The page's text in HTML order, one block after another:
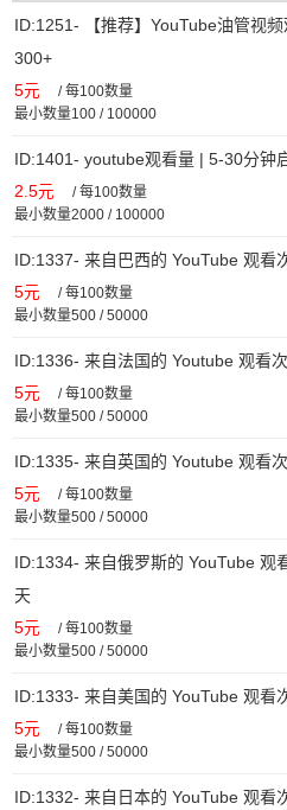
ID:1251- 【推荐】YouTube油管视
300+
5元 /每100数量
最小数量100 / 100000
ID:1401- youtube观看量 | 5-30分钟
2.5元 /每100数量
最小数量2000 / 100000
ID:1337- 来自巴西的 YouTube 观
5元 /每100数量
最小数量500 / 50000
ID:1336- 来自法国的 Youtube 观看
5元 /每100数量
最小数量500 / 50000
ID:1335- 来自英国的 Youtube 观看
5元 /每100数量
最小数量500 / 50000
ID:1334- 来自俄罗斯的 YouTube
天
5元 /每100数量
最小数量500 / 50000
ID:1333- 来自美国的 YouTube 观看
5元 /每100数量
最小数量500 / 50000
ID:1332- 来自日本的 YouTube 观